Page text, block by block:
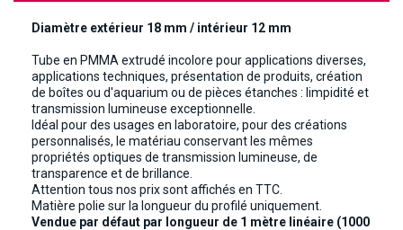
Diamètre extérieur 18 mm / intérieur 12 mm
Tube en PMMA extrudé incolore pour applications diverses,
applications techniques, présentation de produits, création
de boîtes ou d'aquarium ou de pièces étanches : limpidité et
transmission lumineuse exceptionnelle.
Idéal pour des usages en laboratoire, pour des créations
personnalisés, le matériau conservant les mêmes
propriétés optiques de transmission lumineuse, de
transparence et de brillance.
Attention tous nos prix sont affichés en TTC.
Matière polie sur la longueur du profilé uniquement.
Vendue par défaut par longueur de 1 mètre linéaire (1000